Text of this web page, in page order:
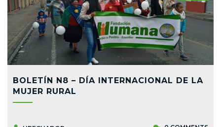
BOLETÍN N8 – DÍA INTERNACIONAL DE LA
MUJER RURAL